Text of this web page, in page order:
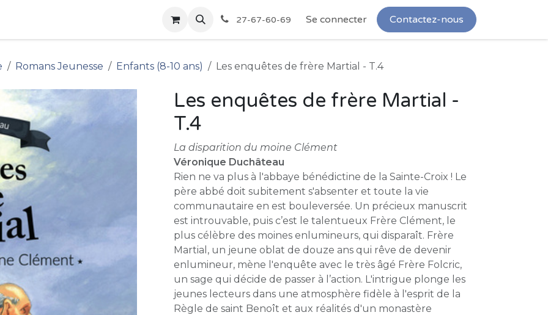
27-67-60-69 Se connecter Contactez-nous
Romans Jeunesse Enfants (8-10 ans) Les enquêtes de frère Martial - T.4
Les enquêtes de frère Martial -
T.4
La disparition du moine Clément
Véronique Duchâteau
Rien ne va plus à l'abbaye bénédictine de la Sainte-Croix ! Le
père abbé doit subitement s'absenter et toute la vie
communautaire en est bouleversée. Un précieux manuscrit
est introuvable, puis c’est le talentueux Frère Clément, le
plus célèbre des moines enlumineurs, qui disparaît. Frère
Martial, un jeune oblat de douze ans qui rêve de devenir
enlumineur, mène l'enquête avec le très âgé Frère Folcric,
un sage qui décide de passer à l’action. L'intrigue plonge les
jeunes lecteurs dans une atmosphère fidèle à l'esprit de la
Règle de saint Benoît et aux réalités d'un monastère